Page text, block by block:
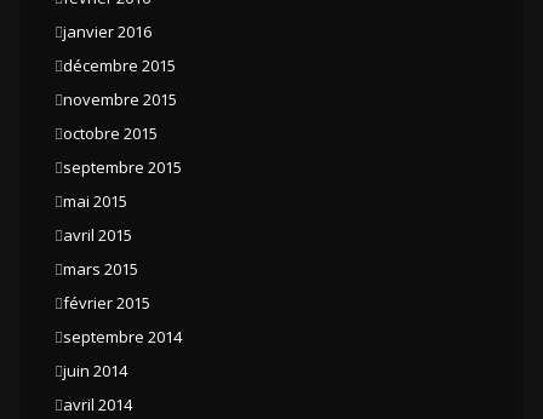
janvier 2016
décembre 2015
novembre 2015
octobre 2015
septembre 2015
mai 2015
avril 2015
mars 2015
février 2015
septembre 2014
juin 2014
avril 2014